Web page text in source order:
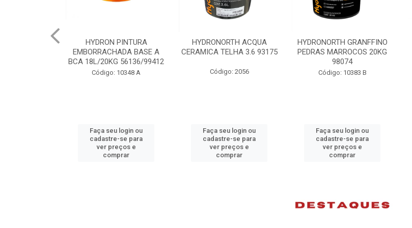
HYDRONORTH ACQUA
CERAMICA TELHA 3.6 93175
Código: 2056
Faça seu login ou
cadastre-se para
ver preços e
comprar
HYDRONORTH GRANFFINO
PEDRAS MARROCOS 20KG
Código: 10383 B
Faça seu login ou
cadastre-se para
ver preços e
comprar
HYDRONORTH ACQUA
INCOLOR 3.6 93194
Código: 2052
Faça seu login ou
cadastre-se para
ver preços e
comprar